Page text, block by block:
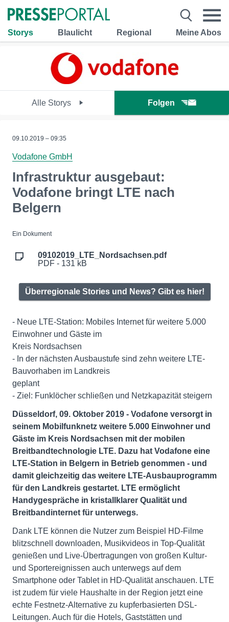
Storys Blaulicht Regional Meine Abos
Alle Storys Folgen
09.10.2019 – 09:35
Vodafone GmbH
Infrastruktur ausgebaut:
Vodafone bringt LTE nach
Belgern
Ein Dokument
09102019_LTE_Nordsachsen.pdf
PDF - 131 kB
Überregionale Stories und News? Gibt es hier!
- Neue LTE-Station: Mobiles Internet für weitere 5.000
Einwohner und Gäste im
Kreis Nordsachsen
- In der nächsten Ausbaustufe sind zehn weitere LTE-
Bauvorhaben im Landkreis
geplant
- Ziel: Funklöcher schließen und Netzkapazität steigern
Düsseldorf, 09. Oktober 2019 - Vodafone versorgt in
seinem Mobilfunknetz weitere 5.000 Einwohner und
Gäste im Kreis Nordsachsen mit der mobilen
Breitbandtechnologie LTE. Dazu hat Vodafone eine
LTE-Station in Belgern in Betrieb genommen - und
damit gleichzeitig das weitere LTE-Ausbauprogramm
für den Landkreis gestartet. LTE ermöglicht
Handygespräche in kristallklarer Qualität und
Breitbandinternet für unterwegs.
Dank LTE können die Nutzer zum Beispiel HD-Filme
blitzschnell downloaden, Musikvideos in Top-Qualität
genießen und Live-Übertragungen von großen Kultur-
und Sportereignissen auch unterwegs auf dem
Smartphone oder Tablet in HD-Qualität anschauen. LTE
ist zudem für viele Haushalte in der Region jetzt eine
echte Festnetz-Alternative zu kupferbasierten DSL-
Leitungen. Auch für die Hotels, Gaststätten und